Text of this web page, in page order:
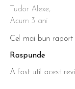
Tudor Alexe,
Acum 3 ani
Cel mai bun raport
Raspunde
A fost util acest